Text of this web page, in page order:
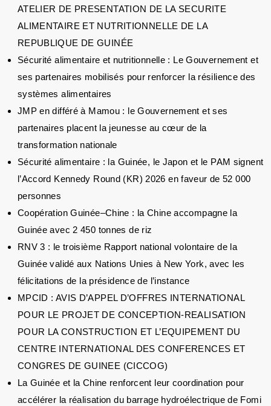
ATELIER DE PRESENTATION DE LA SECURITE
ALIMENTAIRE ET NUTRITIONNELLE DE LA
REPUBLIQUE DE GUINÉE
Sécurité alimentaire et nutritionnelle : Le Gouvernement et
ses partenaires mobilisés pour renforcer la résilience des
systèmes alimentaires
JMP en différé à Mamou : le Gouvernement et ses
partenaires placent la jeunesse au cœur de la
transformation nationale
Sécurité alimentaire : la Guinée, le Japon et le PAM signent
l’Accord Kennedy Round (KR) 2026 en faveur de 52 000
personnes
Coopération Guinée–Chine : la Chine accompagne la
Guinée avec 2 450 tonnes de riz
RNV 3 : le troisième Rapport national volontaire de la
Guinée validé aux Nations Unies à New York, avec les
félicitations de la présidence de l’instance
MPCID : AVIS D’APPEL D’OFFRES INTERNATIONAL
POUR LE PROJET DE CONCEPTION-REALISATION
POUR LA CONSTRUCTION ET L’EQUIPEMENT DU
CENTRE INTERNATIONAL DES CONFERENCES ET
CONGRES DE GUINEE (CICCOG)
La Guinée et la Chine renforcent leur coordination pour
accélérer la réalisation du barrage hydroélectrique de Fomi